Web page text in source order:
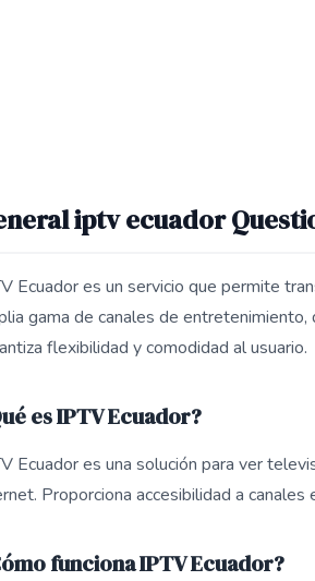
iptv ecuador
Ecuador es un servicio que permite
gama de canales de
flexibilidad y comodidad al usuario.
es IPTV Ecuador?
Ecuador es una solución para ver
Proporciona accesibilidad a
funciona IPTV Ecuador?